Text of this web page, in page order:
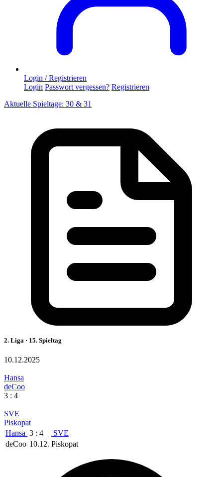
Login / Registrieren
Login Passwort vergessen? Registrieren
Aktuelle Spieltage: 30 & 31
2. Liga · 15. Spieltag
10.12.2025
Hansa
deCoo
3 : 4
SVE
Piskopat
Hansa 3 : 4
SVE
deCoo 10.12. Piskopat